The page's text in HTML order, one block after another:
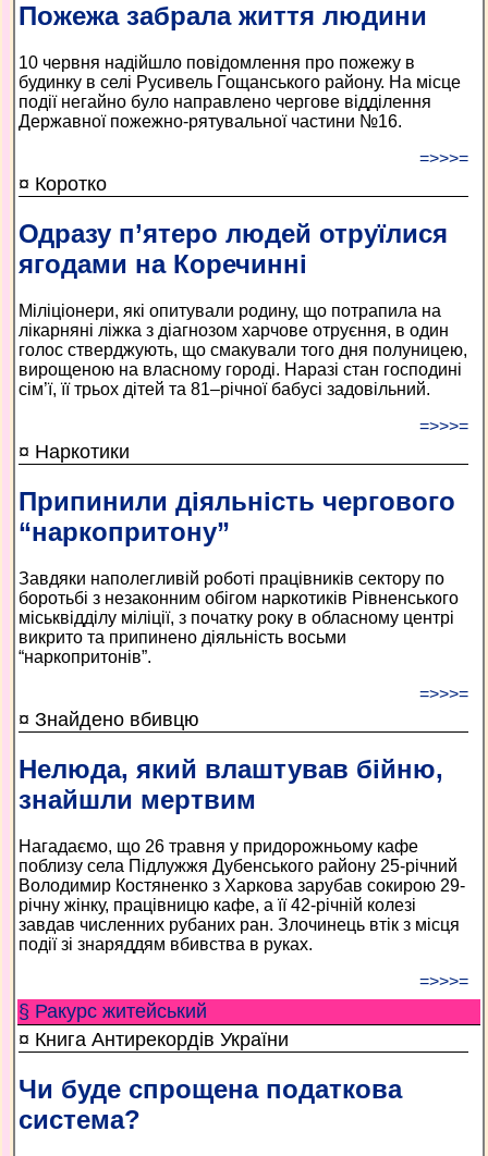
Пожежа забрала життя людини
10 червня надійшло повідомлення про пожежу в
будинку в селі Русивель Гощанського району. На місце
події негайно було направлено чергове відділення
Державної пожежно-рятувальної частини №16.
=>>>=
¤ Коротко
Одразу п’ятеро людей отруїлися
ягодами на Коречинні
Міліціонери, які опитували родину, що потрапила на
лікарняні ліжка з діагнозом харчове отруєння, в один
голос стверджують, що смакували того дня полуницею,
вирощеною на власному городі. Наразі стан господині
сім’ї, її трьох дітей та 81–річної бабусі задовільний.
=>>>=
¤ Наркотики
Припинили діяльність чергового
“наркопритону”
Завдяки наполегливій роботі працівників сектору по
боротьбі з незаконним обігом наркотиків Рівненського
міськвідділу міліції, з початку року в обласному центрі
викрито та припинено діяльність восьми
“наркопритонів”.
=>>>=
¤ Знайдено вбивцю
Нелюда, який влаштував бійню,
знайшли мертвим
Нагадаємо, що 26 травня у придорожньому кафе
поблизу села Підлужжя Дубенського району 25-річний
Володимир Костяненко з Харкова зарубав сокирою 29-
річну жінку, працівницю кафе, а її 42-річній колезі
завдав численних рубаних ран. Злочинець втік з місця
події зі знаряддям вбивства в руках.
=>>>=
§ Ракурс житейський
¤ Книга Антирекордів України
Чи буде спрощена податкова
система?